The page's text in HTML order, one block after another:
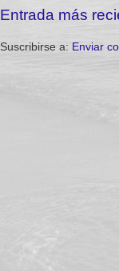
Entrada más
Suscribirse a: Enviar